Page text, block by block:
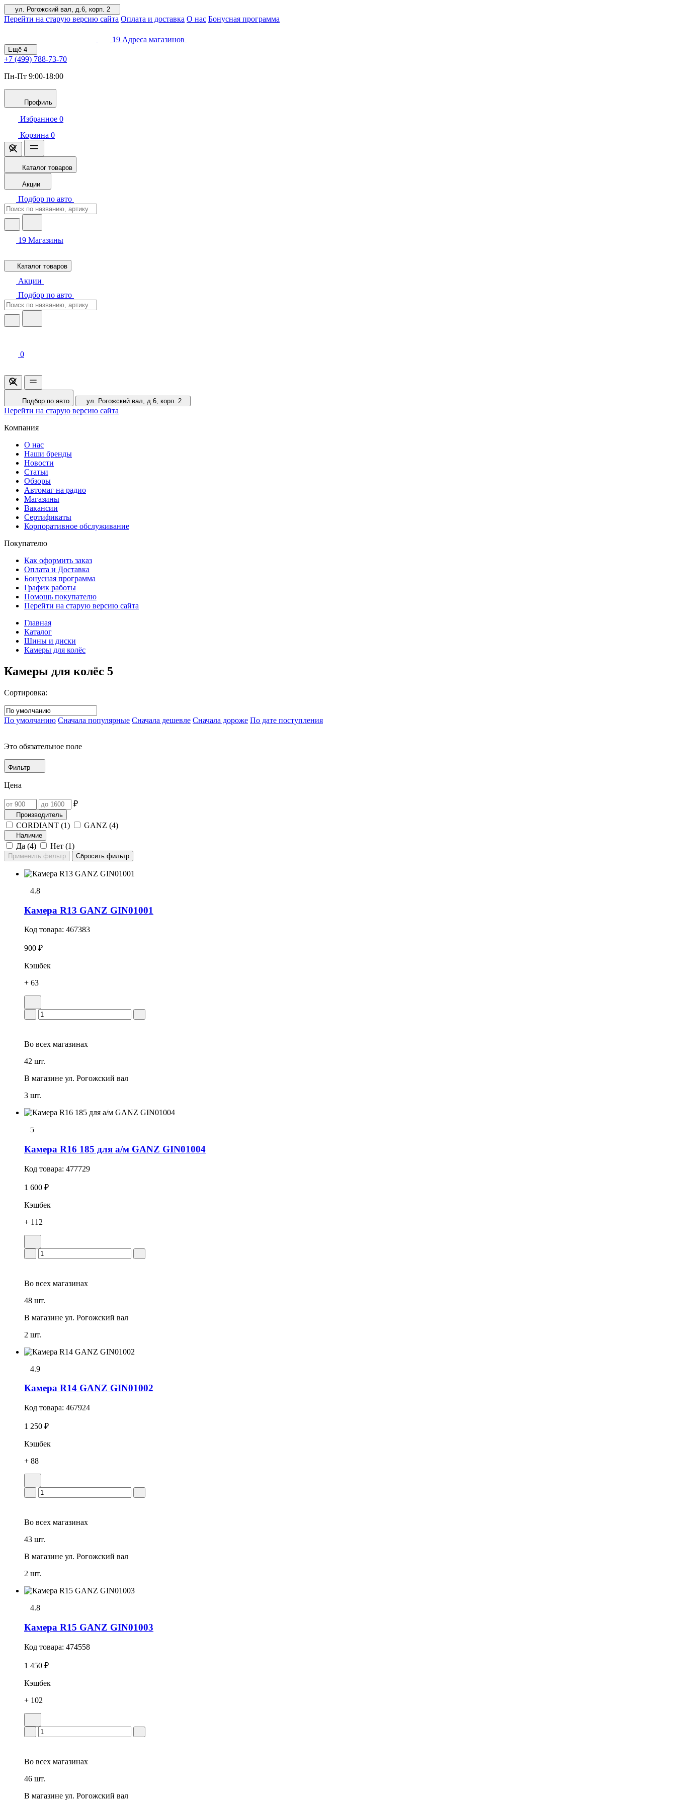
ул. Рогожский вал, д.6, корп. 2
Перейти на старую версию сайта Оплата и доставка О нас Бонусная программа
19 Адреса магазинов
Ещё 4
+7 (499) 788-73-70
Пн-Пт 9:00-18:00
Профиль
Избранное 0
Корзина 0
Каталог товаров
Акции
Подбор по авто
19 Магазины
Каталог товаров
Акции
Подбор по авто
0
Подбор по авто ул. Рогожский вал, д.6, корп. 2
Перейти на старую версию сайта
Компания
О нас
Наши бренды
Новости
Статьи
Обзоры
Автомаг на радио
Магазины
Вакансии
Сертификаты
Корпоративное обслуживание
Покупателю
Как оформить заказ
Оплата и Доставка
Бонусная программа
График работы
Помощь покупателю
Перейти на старую версию сайта
Главная
Каталог
Шины и диски
Камеры для колёс
Камеры для колёс 5
Сортировка:
По умолчанию Сначала популярные Сначала дешевле Сначала дороже По дате поступления
Это обязательное поле
Фильтр
Цена
₽
Производитель
CORDIANT (1) GANZ (4)
Наличие
Да (4) Нет (1)
4.8
Камера R13 GANZ GIN01001
Код товара: 467383
900 ₽
Кэшбек
+ 63
Во всех магазинах
42 шт.
В магазине ул. Рогожский вал
3 шт.
5
Камера R16 185 для а/м GANZ GIN01004
Код товара: 477729
1 600 ₽
Кэшбек
+ 112
Во всех магазинах
48 шт.
В магазине ул. Рогожский вал
2 шт.
4.9
Камера R14 GANZ GIN01002
Код товара: 467924
1 250 ₽
Кэшбек
+ 88
Во всех магазинах
43 шт.
В магазине ул. Рогожский вал
2 шт.
4.8
Камера R15 GANZ GIN01003
Код товара: 474558
1 450 ₽
Кэшбек
+ 102
Во всех магазинах
46 шт.
В магазине ул. Рогожский вал